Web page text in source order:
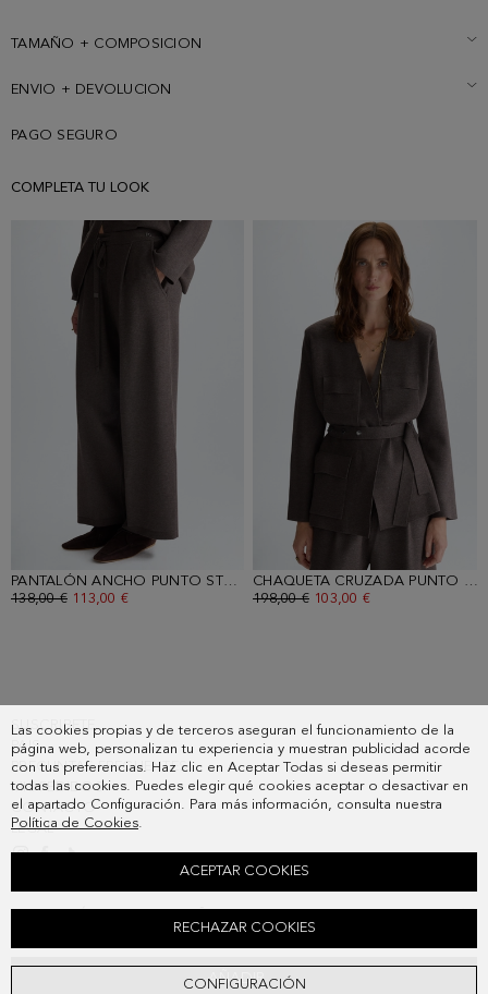
Las cookies propias y de terceros aseguran el funcionamiento de la
página web, personalizan tu experiencia y muestran publicidad acorde
con tus preferencias. Haz clic en Aceptar Todas si deseas permitir
todas las cookies. Puedes elegir qué cookies aceptar o desactivar en
el apartado Configuración. Para más información, consulta nuestra
Política de Cookies.
CONFIGURACIÓN
RECHAZAR COOKIES
ACEPTAR COOKIES
AÑADIR
179 cm y lleva una talla S.
TAMAÑO + COMPOSICION
ENVIO + DEVOLUCION
PAGO SEGURO
COMPLETA TU LOOK
PANTALÓN ANCHO PUNTO STRETCH
- MARRÓN MACCHIATO
PRECIO ANTERIOR:
138,00 € PRECIO ACTUAL:
113,00 €
CHAQUETA CRUZADA PUNTO STRETCH DOBLE FAZ
PRECIO ANTERIOR:
198,00 € PRECIO ACTUAL:
103,00 €
SUSCRIBETE
PAIS
PREGUNTAS FRECUENTES
MIS PEDIDOS
CONTACTO
LEGAL